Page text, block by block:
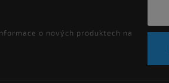
o nových produktech na